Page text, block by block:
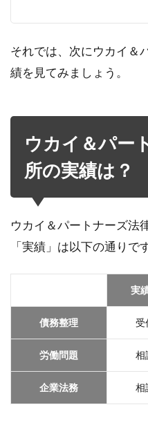
それでは、次にウカイ＆
績を見てみましょう。
ウカイ＆パー
所の実績は？
ウカイ＆パートナーズ法
「実績」は以下の通りです
実
債務整理 受
労働問題 相
企業法務 相